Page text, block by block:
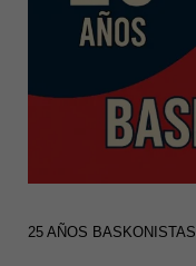
25 AÑOS BASKONISTAS